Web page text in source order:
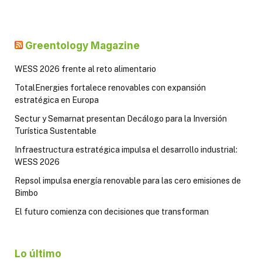
Greentology Magazine
WESS 2026 frente al reto alimentario
TotalEnergies fortalece renovables con expansión
estratégica en Europa
Sectur y Semarnat presentan Decálogo para la Inversión
Turística Sustentable
Infraestructura estratégica impulsa el desarrollo industrial:
WESS 2026
Repsol impulsa energía renovable para las cero emisiones de
Bimbo
El futuro comienza con decisiones que transforman
Lo último